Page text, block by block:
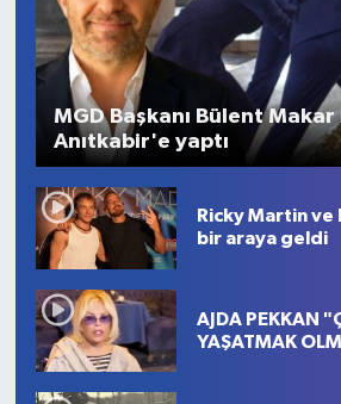
MGD Başkanı Bülent
Anıtkabir'e yaptı
Ricky Martin ve
bir araya geldi
AJDA PEKKAN
YAŞATMAK